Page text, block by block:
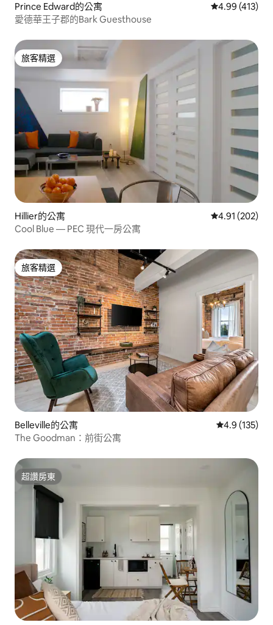
Prince Edward的公寓 從 413 則評價
4.99 (413)
愛德華王子郡的Bark Guesthouse
旅客精選
旅客精選
Hillier的公寓 從 202 則評價
4.91 (202)
Cool Blue — PEC 現代一房公寓
旅客精選
旅客精選
Belleville的公寓 從 135 則評
4.9 (135)
The Goodman：前街公寓
超讚房東
超讚房東